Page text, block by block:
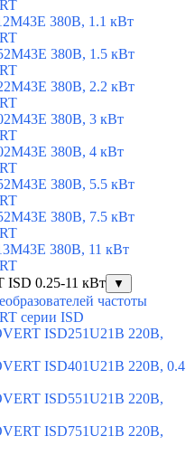
380В, 1.1 кВт
380В, 1.5 кВт
380В, 2.2 кВт
380В, 3 кВт
380В, 4 кВт
380В, 5.5 кВт
380В, 7.5 кВт
380В, 11 кВт
0.25-11 кВт
▼
частоты
серии ISD
ISD251U21B 220В,
ISD401U21B 220В, 0.4
ISD551U21B 220В,
ISD751U21B 220В,